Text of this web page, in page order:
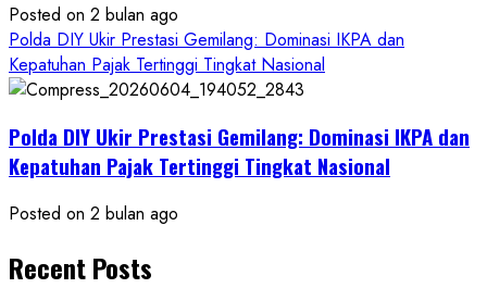
Posted on 2 bulan ago
Polda DIY Ukir Prestasi Gemilang: Dominasi IKPA dan
Kepatuhan Pajak Tertinggi Tingkat Nasional
Polda DIY Ukir Prestasi Gemilang: Dominasi IKPA dan
Kepatuhan Pajak Tertinggi Tingkat Nasional
Posted on 2 bulan ago
Recent Posts